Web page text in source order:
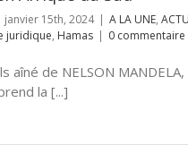
janvier 15th, 2024 | A LA UNE,
juridique, Hamas | 0 commentaire
aîné de NELSON MANDELA,
la [...]